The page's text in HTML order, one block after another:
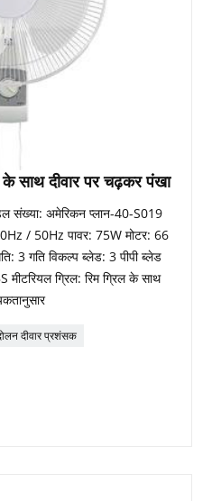
साथ दीवार पर चढ़कर पंखा
संख्या: अमेरिकन प्लान-40-S019
/ 50Hz पावर: 75W मोटर: 66
3 गति विकल्प ब्लेड: 3 पीपी ब्लेड
मीटरियल ग्रिल: रिम ग्रिल के साथ
दीवार प्रशंसक